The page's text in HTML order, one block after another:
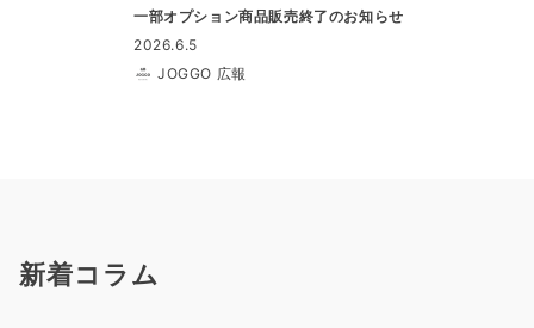
一部オプション商品販売終了のお知らせ
2026.6.5
JOGGO 広報
新着コラム